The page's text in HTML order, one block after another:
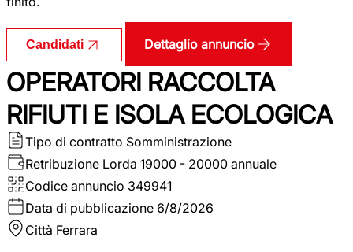
Candidati Dettaglio annuncio
OPERATORI RACCOLTA
RIFIUTI E ISOLA ECOLOGICA
Tipo di contratto Somministrazione
Retribuzione Lorda 19000 - 20000 annuale
Codice annuncio 349941
Data di pubblicazione 6/8/2026
Città Ferrara